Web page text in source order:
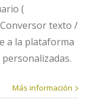
(
texto /
a la plataforma
Más información